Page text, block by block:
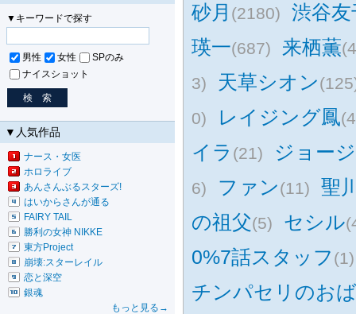
▼キーワードで探す
男性 女性
SPのみ
ナイスショット
▼人気作品
ナース・女医
ホロライブ
あんさんぶるスターズ!
はいからさんが通る
FAIRY TAIL
勝利の女神 NIKKE
東方Project
崩壊:スターレイル
恋と深空
銀魂
もっと見る→
砂月 (2180)
渋谷友
瑛一(687) 来栖薫
3)
天草シオン
0)
レイジング鳳
イラ (21) ジョージ
6) ファン(11)
聖
の祖父(5) セシル
0%7話スタッフ (1)
チンパセリのお